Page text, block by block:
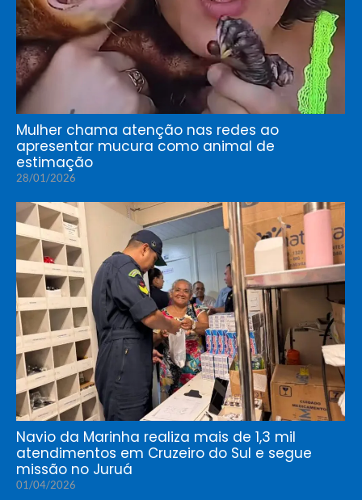
Mulher chama atenção nas redes ao
apresentar mucura como animal de
estimação
28/01/2026
Navio da Marinha realiza mais de 1,3 mil
atendimentos em Cruzeiro do Sul e segue
missão no Juruá
01/04/2026